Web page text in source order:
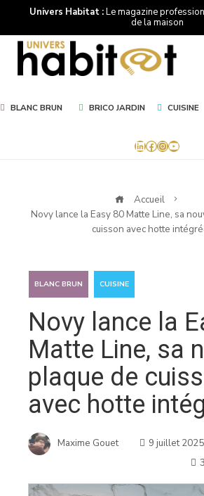
Univers Habitat :Le magazine
de la maison
BLANC BRUN BRICO JARDIN CUISINE
LinkedIn
Facebook
Instagram
YouTube
Accueil
Novy lance la Easy 80 Matte Line, sa
cuisson avec hotte
BLANC BRUN CUISINE
Novy lance la
Matte Line, sa
plaque de
avec hotte
Maxime Gouet
9 juillet 2025